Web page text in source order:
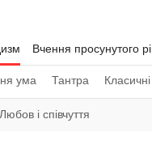
ума Тантра
Вчення просунутого
Любов і співчуття